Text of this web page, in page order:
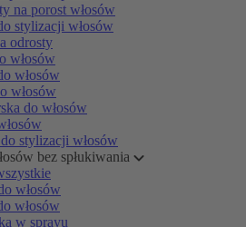
na porost włosów
stylizacji włosów
odrosty
włosów
włosów
włosów
do włosów
stylizacji włosów
bez spłukiwania
włosów
włosów
w sprayu